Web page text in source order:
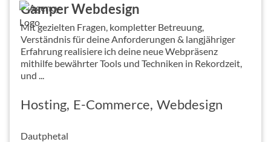
Gamper Webdesign
Mit gezielten Fragen, kompletter Betreuung,
Verständnis für deine Anforderungen & langjähriger
Erfahrung realisiere ich deine neue Webpräsenz
mithilfe bewährter Tools und Techniken in Rekordzeit,
und ...
Hosting E-Commerce Webdesign
Dautphetal